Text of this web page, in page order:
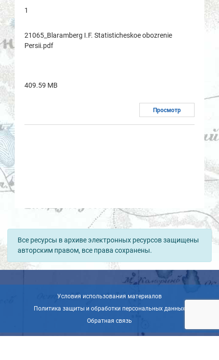
1
21065_Blaramberg I.F. Statisticheskoe obozrenie
Persii.pdf
409.59 MB
Просмотр
Все ресурсы в архиве электронных ресурсов защищены
авторским правом, все права сохранены.
Условия использования материалов
Политика защиты и обработки персональных данных
Обратная связь